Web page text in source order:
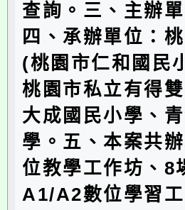
查詢。三、主辦
四、承辦單位：
(桃園市仁和國民
桃園市私立有得
大成國民小學、
學。五、本案共
位教學工作坊、8
A1/A2數位學習